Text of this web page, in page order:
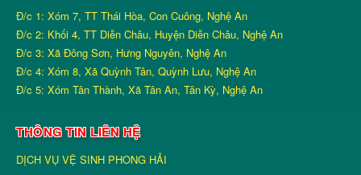
Đ/c 1: Xóm 7, TT Thái Hòa, Con Cuông, Nghệ An
Đ/c 2: Khối 4, TT Diễn Châu, Huyện Diễn Châu, Nghệ An
Đ/c 3: Xã Đông Sơn, Hưng Nguyên, Nghệ An
Đ/c 4: Xóm 8, Xã Quỳnh Tân, Quỳnh Lưu, Nghệ An
Đ/c 5: Xóm Tân Thành, Xã Tân An, Tân Kỳ, Nghệ An
THÔNG TIN LIÊN HỆ
DỊCH VỤ VỆ SINH PHONG HẢI